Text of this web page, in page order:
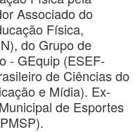
Associado do
Física,
do Grupo de
- GEquip (ESEF-
de Ciências do
e Mídia). Ex-
de Esportes